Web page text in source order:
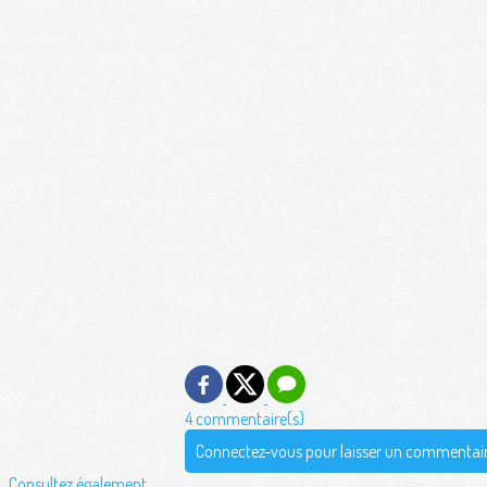
4 commentaire(s)
Connectez-vous pour laisser un